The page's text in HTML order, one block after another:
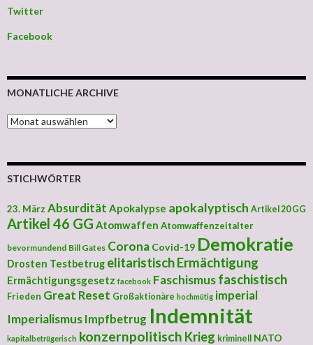
Twitter
Facebook
MONATLICHE ARCHIVE
MONATLICHE ARCHIVE
STICHWÖRTER
23. März Absurdität Apokalypse apokalyptisch Artikel 20 GG
Artikel 46 GG Atomwaffen Atomwaffenzeitalter
bevormundend Bill Gates Corona Covid-19 Demokratie
Drosten Testbetrug elitaristischErmächtigung
Ermächtigungsgesetz facebook Faschismusfaschistisch
Frieden Great Reset Großaktionäre hochmütig imperial
Imperialismus Impfbetrug Indemnität
kapitalbetrügerisch konzernpolitisch Krieg kriminell
NATO